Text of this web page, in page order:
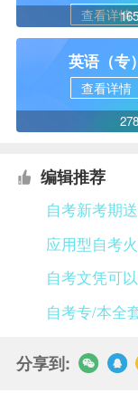
查看详情
英语（专）
查看详情
编辑推荐
自考新考期
应用型自考
自考文凭可
自考专/本全
分享到: